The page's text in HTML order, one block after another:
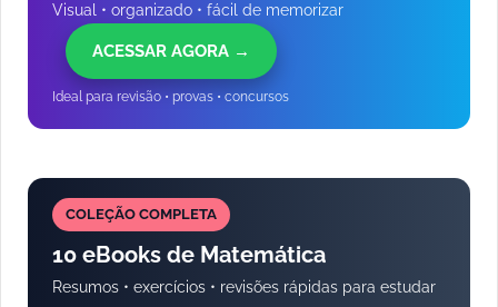
Visual • organizado • fácil de memorizar
ACESSAR AGORA →
Ideal para revisão • provas • concursos
COLEÇÃO COMPLETA
10 eBooks de Matemática
Resumos • exercícios • revisões rápidas para estudar